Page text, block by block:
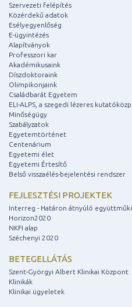
Szervezeti felépítés
Közérdekű adatok
Esélyegyenlőség
E-ügyintézés
Alapítványok
Professzori kar
Akadémikusaink
Díszdoktoraink
Olimpikonjaink
Családbarát Egyetem
ELI-ALPS, a szegedi lézeres
Minőségügy
Szabályzatok
Egyetemtörténet
Centenárium
Egyetemi élet
Egyetemi Értesítő
Belső visszaélés-bejelentési rendszer
FEJLESZTÉSI PROJEKTEK
Interreg - Határon átnyúló
Horizon2020
NKFI alap
Széchenyi 2020
BETEGELLÁTÁS
Szent-Györgyi Albert Klinikai Központ
Klinikák
Klinikai ügyeletek